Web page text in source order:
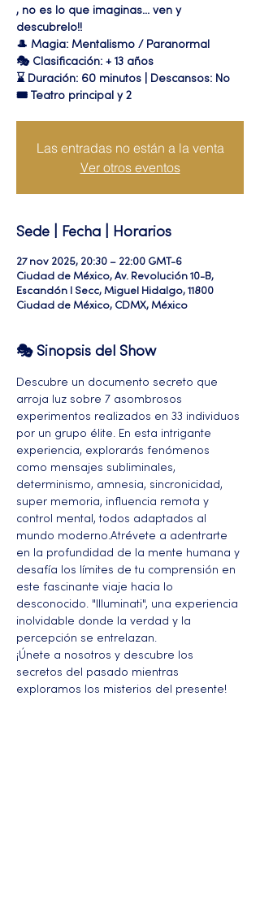
, no es lo que imaginas... ven y
descubrelo!!
🎩 Magia: Mentalismo / Paranormal
🎭 Clasificación: + 13 años
⌛ Duración: 60 minutos | Descansos: No
🎟 Teatro principal y 2
Las entradas no están a la venta
Ver otros eventos
Sede | Fecha | Horarios
27 nov 2025, 20:30 – 22:00 GMT-6
Ciudad de México, Av. Revolución 10-B,
Escandón I Secc, Miguel Hidalgo, 11800
Ciudad de México, CDMX, México
🎭 Sinopsis del Show
Descubre un documento secreto que
arroja luz sobre 7 asombrosos
experimentos realizados en 33 individuos
por un grupo élite. En esta intrigante
experiencia, explorarás fenómenos
como mensajes subliminales,
determinismo, amnesia, sincronicidad,
super memoria, influencia remota y
control mental, todos adaptados al
mundo moderno.Atrévete a adentrarte
en la profundidad de la mente humana y
desafía los límites de tu comprensión en
este fascinante viaje hacia lo
desconocido. "Illuminati", una experiencia
inolvidable donde la verdad y la
percepción se entrelazan.
¡Únete a nosotros y descubre los
secretos del pasado mientras
exploramos los misterios del presente!